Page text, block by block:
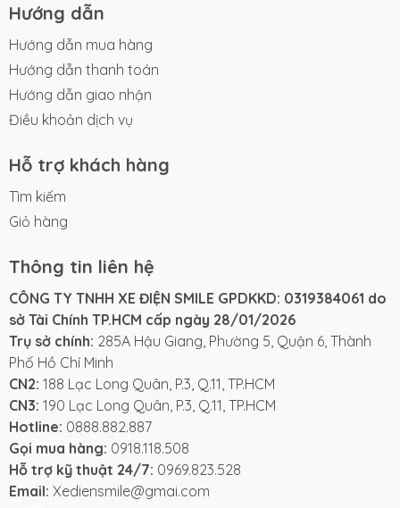
Hướng dẫn
Hướng dẫn mua hàng
Hướng dẫn thanh toán
Hướng dẫn giao nhận
Điều khoản dịch vụ
Hỗ trợ khách hàng
Tìm kiếm
Giỏ hàng
Thông tin liên hệ
CÔNG TY TNHH XE ĐIỆN SMILE GPDKKD: 0319384061 do
sở Tài Chính TP.HCM cấp ngày 28/01/2026
Trụ sở chính: 285A Hậu Giang, Phường 5, Quận 6, Thành
Phố Hồ Chí Minh
CN2: 188 Lạc Long Quân, P.3, Q.11, TP.HCM
CN3: 190 Lạc Long Quân, P.3, Q.11, TP.HCM
Hotline: 0888.882.887
Gọi mua hàng: 0918.118.508
Hỗ trợ kỹ thuật 24/7: 0969.823.528
Email: Xediensmile@gmai.com